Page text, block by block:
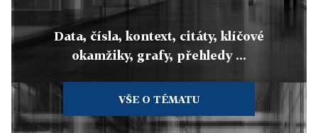
Data, čísla, kontext, citáty, klíčové
okamžiky, grafy, přehledy ...
VŠE O TÉMATU